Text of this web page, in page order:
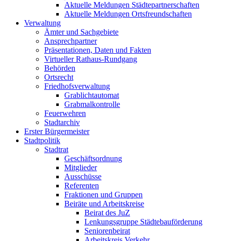
Aktuelle Meldungen Städtepartnerschaften
Aktuelle Meldungen Ortsfreundschaften
Verwaltung
Ämter und Sachgebiete
Ansprechpartner
Präsentationen, Daten und Fakten
Virtueller Rathaus-Rundgang
Behörden
Ortsrecht
Friedhofsverwaltung
Grablichtautomat
Grabmalkontrolle
Feuerwehren
Stadtarchiv
Erster Bürgermeister
Stadtpolitik
Stadtrat
Geschäftsordnung
Mitglieder
Ausschüsse
Referenten
Fraktionen und Gruppen
Beiräte und Arbeitskreise
Beirat des JuZ
Lenkungsgruppe Städtebauförderung
Seniorenbeirat